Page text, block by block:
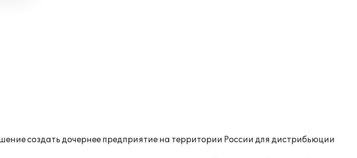
создать дочернее предприятие на территории России для дистрибьюции